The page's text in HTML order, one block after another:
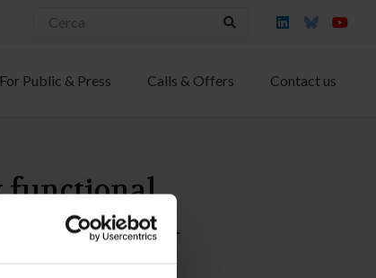
For Public & Press Calls & Offers Contact us
functional
quantum